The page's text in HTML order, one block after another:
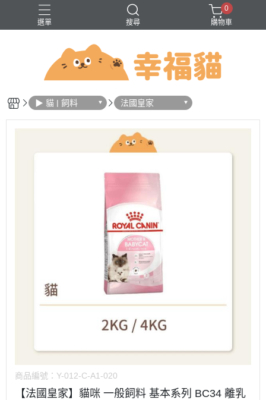
選單 搜尋
巔峰 法米納 無穀
0
購物車
▶ 貓 | 飼料 法國皇家
商品編號： Y-012-C-A1-020
【法國皇家】貓咪 一般飼料 基本系列 BC34 離乳